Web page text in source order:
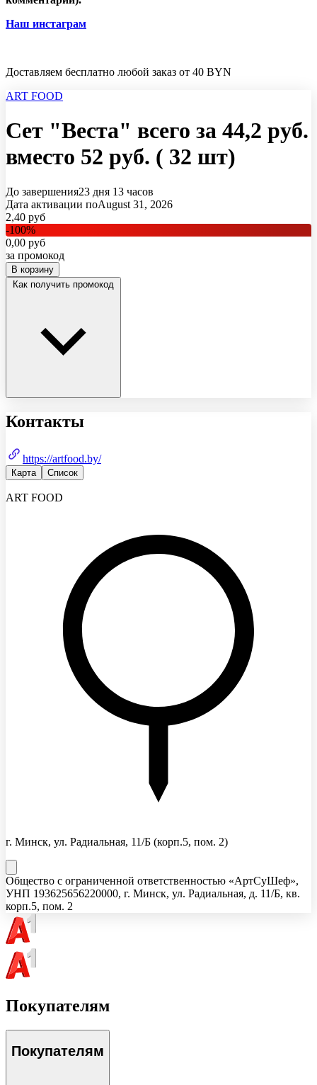
Наш инстаграм
Доставляем бесплатно любой заказ от 40 BYN
ART FOOD
Сет "Веста" всего за 44,2 руб.
вместо 52 руб. ( 32 шт)
До завершения23 дня 13 часов
Дата активации поAugust 31, 2026
2,40 руб
-100%
0,00 руб
за промокод
В корзину
Как получить промокод
Контакты
https://artfood.by/
Карта Список
ART FOOD
г. Минск, ул. Радиальная, 11/Б (корп.5, пом. 2)
Общество с ограниченной ответственностью «АртСуШеф»,
УНП 193625656220000, г. Минск, ул. Радиальная, д. 11/Б, кв.
корп.5, пом. 2
Покупателям
Покупателям